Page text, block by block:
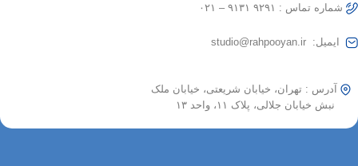
شماره تماس : ۹۲۹۱ ۹۱۳۱ – ۰۲۱
ایمیل: studio@rahpooyan.ir
آدرس : تهران، خیابان شریعتی، خیابان ملک
نبش خیابان جلالی، پلاک ۱۱، واحد ۱۳